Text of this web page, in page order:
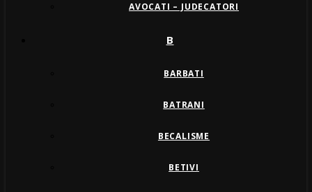
AVOCATI – JUDECATORI
B
BARBATI
BATRANI
BECALISME
BETIVI